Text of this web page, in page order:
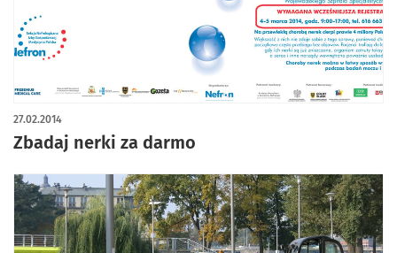
Zbadaj nerki za darmo
27.02.2014